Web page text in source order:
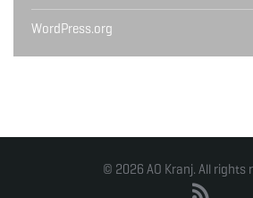
WordPress.org
© 2026 AO Kranj. All rights